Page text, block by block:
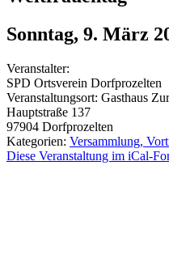
Sonntag, 9. März
Veranstalter:
SPD Ortsverein Dorfprozelten
Veranstaltungsort: Gasthaus
Hauptstraße 137
97904 Dorfprozelten
Kategorien: Versammlung,
Diese Veranstaltung im iCal-